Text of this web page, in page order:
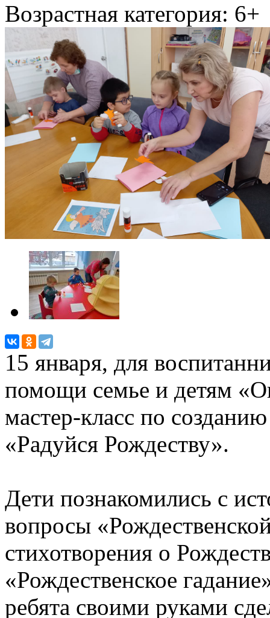
Возрастная категория: 6+
15 января, для
помощи семье и детям
мастер-класс по
«Радуйся Рождеству».
Дети познакомились с
вопросы
стихотворения о
«Рождественское
ребята своими руками